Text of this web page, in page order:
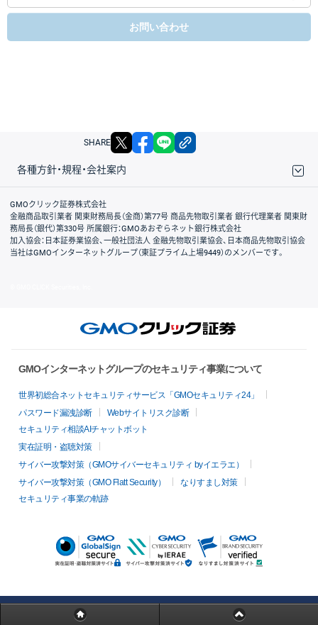
お問い合わせ
SHARE X facebook
各種方針・規程・会社案内
取引規程・約款
サイトマップ
その他のご案内
個人情報保護方針
最良執行方針
サイトのご利用について
ディスクレイマー
信託保全
リスク説明
会社案内
GMOクリック証券株式会社
金融商品取引業者 関東財務局長（金商）第77号 商品先物取引業者 銀行代理業者 関東財
務局長（銀代）第330号 所属銀行：GMOあおぞらネット銀行株式会社
加入協会：日本証券業協会、一般社団法人 金融先物取引業協会、日本商品先物取引協会
当社はGMOインターネットグループ（東証プライム上場9449）のメンバーです。
GMOインターネットグループのセキュリティ事業について
世界初総合ネットセキュリティサービス「GMOセキュリティ24」
パスワード漏洩診断
Webサイトリスク診断
セキュリティ相談AIチャットボット
実在証明・盗聴対策
サイバー攻撃対策（GMOサイバーセキュリティ byイエラエ）
サイバー攻撃対策（GMO Flatt Security）
なりすまし対策
セキュリティ事業の軌跡